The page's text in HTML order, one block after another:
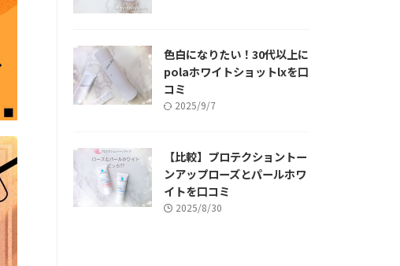
色白になりたい！30代以上に
polaホワイトショットlxを口
コミ
2025/9/7
【比較】プロテクショントー
ンアップローズとパールホワ
イトを口コミ
2025/8/30